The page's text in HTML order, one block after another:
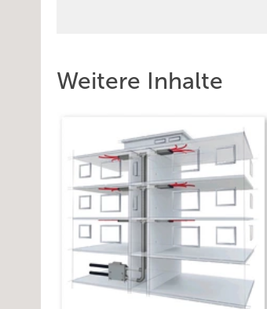
Weitere Inhalte